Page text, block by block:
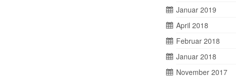
Januar 2019
April 2018
Februar 2018
Januar 2018
November 2017